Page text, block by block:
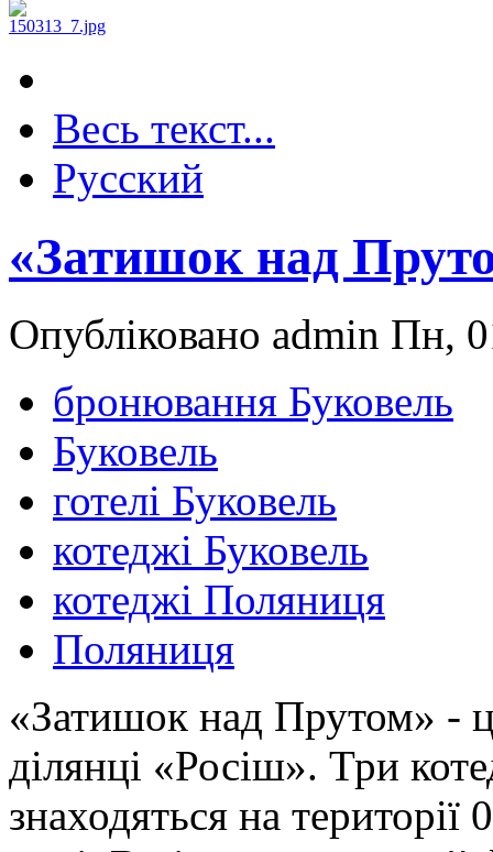
Весь текст...
Русский
«Затишок над
Опубліковано admin Пн,
бронювання Буковель
Буковель
готелі Буковель
котеджі Буковель
котеджі Поляниця
Поляниця
«Затишок над Прутом» -
ділянці «Росіш». Три
знаходяться на території